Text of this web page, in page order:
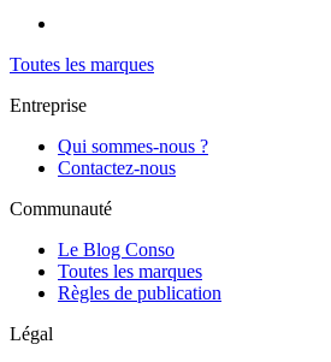
Toutes les marques
Entreprise
Qui sommes-nous ?
Contactez-nous
Communauté
Le Blog Conso
Toutes les marques
Règles de publication
Légal